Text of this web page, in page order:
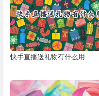
快手直播送礼物有什么用